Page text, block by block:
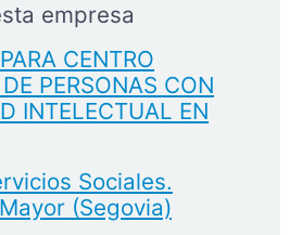
empresa
CENTRO
PERSONAS CON
INTELECTUAL EN
Sociales.
(Segovia)